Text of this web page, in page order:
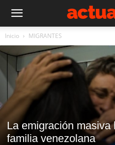
Inicio MIGRANTES
La emigración masiva
familia venezolana